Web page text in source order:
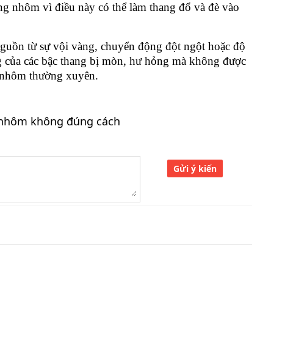
nhôm vì điều này có thể làm thang đổ và đè vào
từ sự vội vàng, chuyển động đột ngột hoặc độ
các bậc thang bị mòn, hư hỏng mà không được
thường xuyên.
không đúng cách
Gửi ý kiến